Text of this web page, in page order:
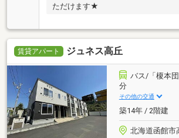
ただけます★
賃貸アパート ジュネス高丘
バス/「榎本
分
その他の交通
築14年 / 2階建
北海道函館市